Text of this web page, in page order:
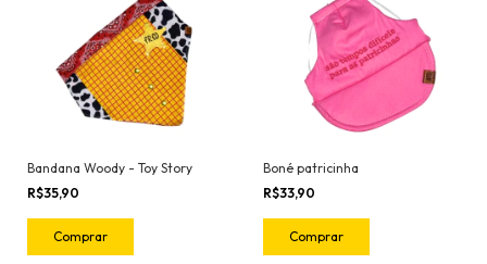
Bandana Woody - Toy Story
R$35,90
Comprar
Boné patricinha
R$33,90
Comprar